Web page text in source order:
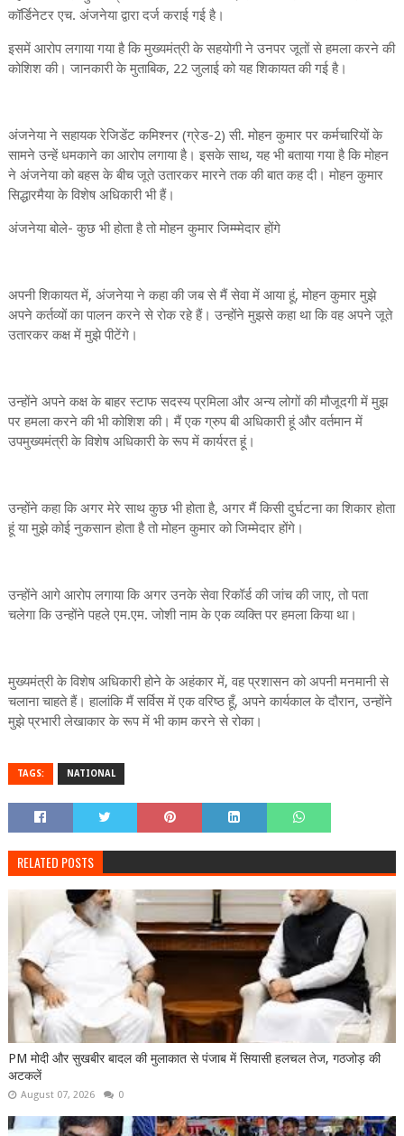
कॉर्डिनेटर एच. अंजनेया द्वारा दर्ज कराई गई है।
इसमें आरोप लगाया गया है कि मुख्यमंत्री के सहयोगी ने उनपर जूतों से हमला करने की
कोशिश की। जानकारी के मुताबिक, 22 जुलाई को यह शिकायत की गई है।
अंजनेया ने सहायक रेजिडेंट कमिश्नर (ग्रेड-2) सी. मोहन कुमार पर कर्मचारियों के
सामने उन्हें धमकाने का आरोप लगाया है। इसके साथ, यह भी बताया गया है कि मोहन
ने अंजनेया को बहस के बीच जूते उतारकर मारने तक की बात कह दी। मोहन कुमार
सिद्धारमैया के विशेष अधिकारी भी हैं।
अंजनेया बोले- कुछ भी होता है तो मोहन कुमार जिम्म्मेदार होंगे
अपनी शिकायत में, अंजनेया ने कहा की जब से मैं सेवा में आया हूं, मोहन कुमार मुझे
अपने कर्तव्यों का पालन करने से रोक रहे हैं। उन्होंने मुझसे कहा था कि वह अपने जूते
उतारकर कक्ष में मुझे पीटेंगे।
उन्होंने अपने कक्ष के बाहर स्टाफ सदस्य प्रमिला और अन्य लोगों की मौजूदगी में मुझ
पर हमला करने की भी कोशिश की। मैं एक ग्रुप बी अधिकारी हूं और वर्तमान में
उपमुख्यमंत्री के विशेष अधिकारी के रूप में कार्यरत हूं।
उन्होंने कहा कि अगर मेरे साथ कुछ भी होता है, अगर मैं किसी दुर्घटना का शिकार होता
हूं या मुझे कोई नुकसान होता है तो मोहन कुमार को जिम्मेदार होंगे।
उन्होंने आगे आरोप लगाया कि अगर उनके सेवा रिकॉर्ड की जांच की जाए, तो पता
चलेगा कि उन्होंने पहले एम.एम. जोशी नाम के एक व्यक्ति पर हमला किया था।
मुख्यमंत्री के विशेष अधिकारी होने के अहंकार में, वह प्रशासन को अपनी मनमानी से
चलाना चाहते हैं। हालांकि मैं सर्विस में एक वरिष्ठ हूँ, अपने कार्यकाल के दौरान, उन्होंने
मुझे प्रभारी लेखाकार के रूप में भी काम करने से रोका।
TAGS: NATIONAL
RELATED POSTS
PM मोदी और सुखबीर बादल की मुलाकात से पंजाब में सियासी हलचल तेज, गठजोड़ की
अटकलें
August 07, 2026 0